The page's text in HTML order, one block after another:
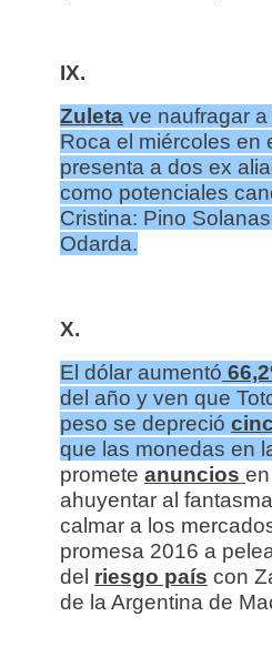
IX.
Zuleta ve naufragar a
Roca el miércoles en
presenta a dos ex
como potenciales
Cristina: Pino
Odarda.
X.
El dólar aumentó 66,2
del año y ven que
peso se depreció
que las monedas en
promete anuncios
ahuyentar al
calmar a los
promesa 2016 a
del riesgo país con
de la Argentina de